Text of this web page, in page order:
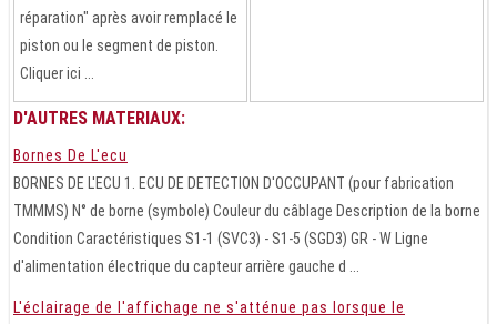
réparation" après avoir remplacé le
piston ou le segment de piston.
Cliquer ici ...
D'AUTRES MATERIAUX:
Bornes De L'ecu
BORNES DE L'ECU 1. ECU DE DETECTION D'OCCUPANT (pour fabrication
TMMMS) N° de borne (symbole) Couleur du câblage Description de la borne
Condition Caractéristiques S1-1 (SVC3) - S1-5 (SGD3) GR - W Ligne
d'alimentation électrique du capteur arrière gauche d ...
L'éclairage de l'affichage ne s'atténue pas lorsque le